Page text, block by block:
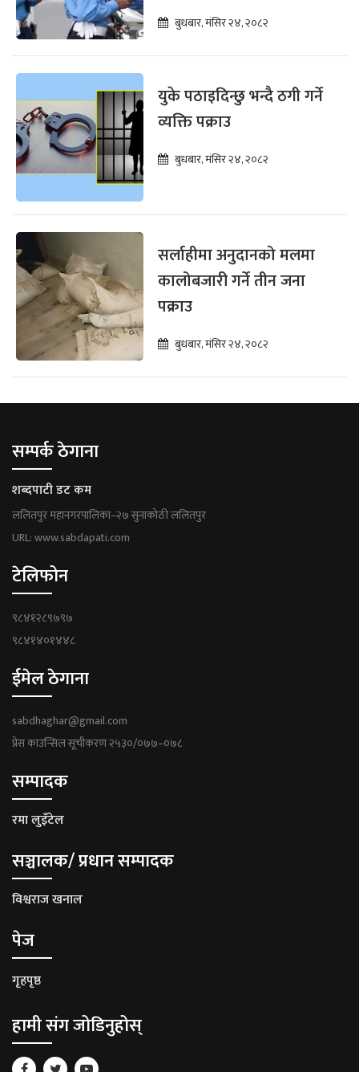
बुधबार, मंसिर २४, २०८२
युके पठाइदिन्छु भन्दै ठगी गर्ने
व्यक्ति पक्राउ
बुधबार, मंसिर २४, २०८२
सर्लाहीमा अनुदानको मलमा
कालोबजारी गर्ने तीन जना
पक्राउ
बुधबार, मंसिर २४, २०८२
सम्पर्क ठेगाना
शब्दपाटी डट कम
ललितपुर महानगरपालिका–२७ सुनाकोठी ललितपुर
URL: www.sabdapati.com
टेलिफोन
९८४१२८९७९७
९८४१४०१४४८
ईमेल ठेगाना
sabdhaghar@gmail.com
प्रेस काउन्सिल सूचीकरण २५३०/०७७–०७८
सम्पादक
रमा लुइँटेल
सञ्चालक/ प्रधान सम्पादक
विश्वराज खनाल
पेज
गृहपृष्ठ
हामी संग जोडिनुहोस्